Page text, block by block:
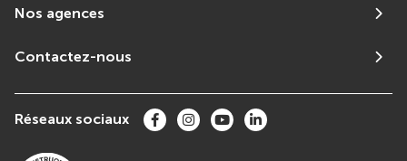
Nos agences
Contactez-nous
Réseaux sociaux